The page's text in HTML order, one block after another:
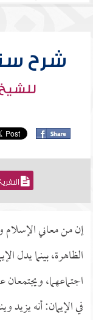
شرح
إن من معاني الإسلام
الظاهرة، بينما يدل
اجتماعهما، ويجتمعان
في الإيمان: أنه يزيد